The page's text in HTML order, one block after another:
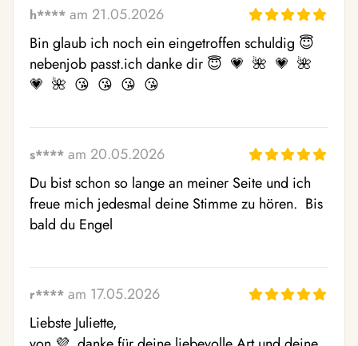
h**** am 21.05.2026
Bin glaub ich noch ein eingetroffen schuldig 😇
nebenjob passt.ich danke dir 😇  💗  🌺  💗  🌺
💗  🌺  😘  😘  😘  😘
s**** am 20.05.2026
Du bist schon so lange an meiner Seite und ich
freue mich jedesmal deine Stimme zu hören.  Bis
bald du Engel
r**** am 17.05.2026
Liebste Juliette,